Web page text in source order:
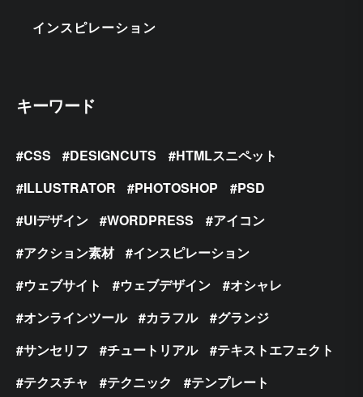
インスピレーション
キーワード
CSS DESIGNCUTS
HTMLスニペット
ILLUSTRATOR
PHOTOSHOP
PSD
UIデザイン
WORDPRESS
アイコン
アクション素材
インスピレーション
ウェブサイト
ウェブデザイン
オシャレ
オンラインツール
カラフル
グランジ
サンセリフ
チュートリアル
テキストエフェクト
テクスチャ
テクニック
テンプレート